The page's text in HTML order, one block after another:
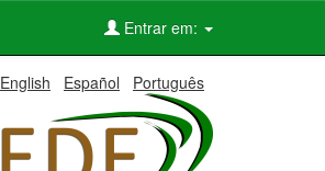
Entrar em:
English Español Português